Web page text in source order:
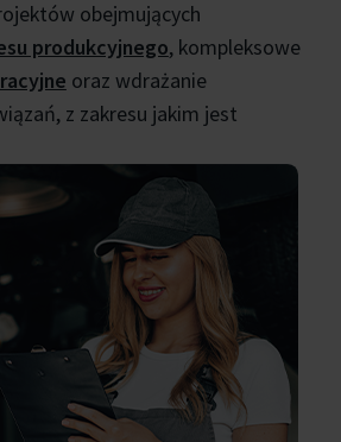
obejmujących
produkcyjnego, kompleksowe
oraz wdrażanie
z zakresu jakim jest